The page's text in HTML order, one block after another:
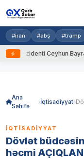
#iran #abş #tramp
Ceyhun Bayramovu
Ana
Səhifə
İqtisadiyyat
İQTISADIYYAT
Dövlət
həcmi